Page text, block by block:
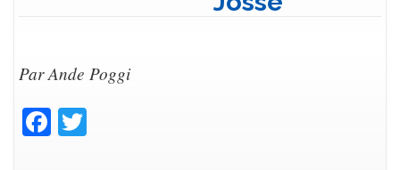
Par Ande Poggi
Facebook